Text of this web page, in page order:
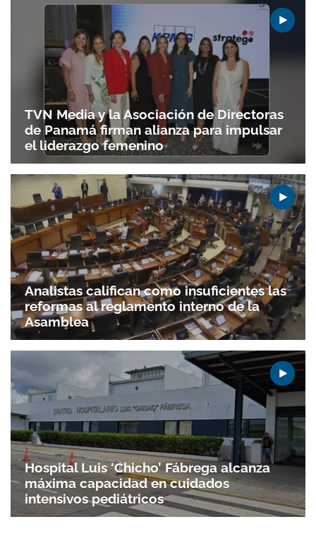
TVN Media y la Asociación de Directoras
de Panamá firman alianza para impulsar
el liderazgo femenino
Analistas califican como insuficientes las
reformas al reglamento interno de la
Asamblea
Hospital Luis ‘Chicho’ Fábrega alcanza
máxima capacidad en cuidados
intensivos pediátricos